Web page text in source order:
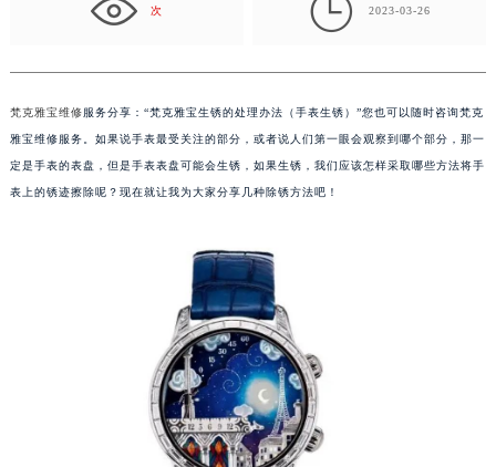
次  2023-03-26
梵克雅宝维修服务分享：“梵克雅宝生锈的处理办法（手表生锈）”您也可以随时咨询梵克
雅宝维修服务。如果说手表最受关注的部分，或者说人们第一眼会观察到哪个部分，那一
定是手表的表盘，但是手表表盘可能会生锈，如果生锈，我们应该怎样采取哪些方法将手
表上的锈迹擦除呢？现在就让我为大家分享几种除锈方法吧！